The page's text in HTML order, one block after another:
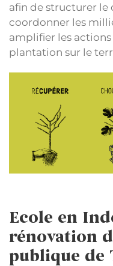
afin de structurer
coordonner les
amplifier les
plantation sur le
Ecole en
rénovation
publique de